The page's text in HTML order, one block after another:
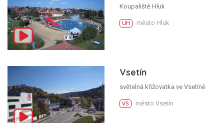
Koupaliště Hluk
UH město Hluk
Vsetín
světelná křižovatka ve Vsetíně
VS město Vsetín